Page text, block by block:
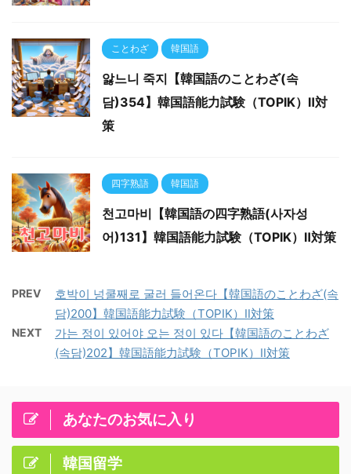
ことわざ 韓国語
앓느니 죽지【韓国語のことわざ(속
담)354】韓国語能力試験（TOPIK）Ⅱ対
策
四字熟語 韓国語
천고마비【韓国語の四字熟語(사자성
어)131】韓国語能力試験（TOPIK）Ⅱ対策
PREV
호박이 넝쿨째로 굴러 들어온다【韓国語のことわざ(속
담)200】韓国語能力試験（TOPIK）Ⅱ対策
NEXT
가는 정이 있어야 오는 정이 있다【韓国語のことわざ
(속담)202】韓国語能力試験（TOPIK）Ⅱ対策
あなたのお気に入り
韓国留学